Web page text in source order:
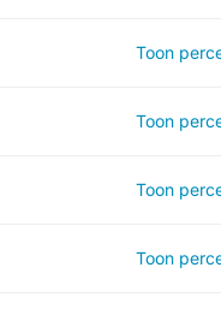
Toon
Toon
Toon
Toon